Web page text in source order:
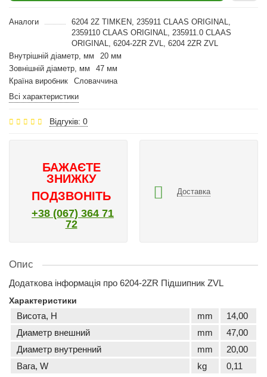
Аналоги
6204 2Z TIMKEN, 235911 CLAAS ORIGINAL,
2359110 CLAAS ORIGINAL, 235911.0 CLAAS
ORIGINAL, 6204-2ZR ZVL, 6204 2ZR ZVL
Внутрішній діаметр, мм
20 мм
Зовнішній діаметр, мм
47 мм
Країна виробник
Словаччина
Всі характеристики
Відгуків: 0
БАЖАЄТЕ
ЗНИЖКУ
ПОДЗВОНІТЬ
+38 (067) 364 71
72
Доставка
Опис
Додаткова інформація про 6204-2ZR Підшипник ZVL
Характеристики
Висота, H mm
14,00
Диаметр внешний
mm
47,00
Диаметр внутренний
mm
20,00
Вага, W
kg 0,11